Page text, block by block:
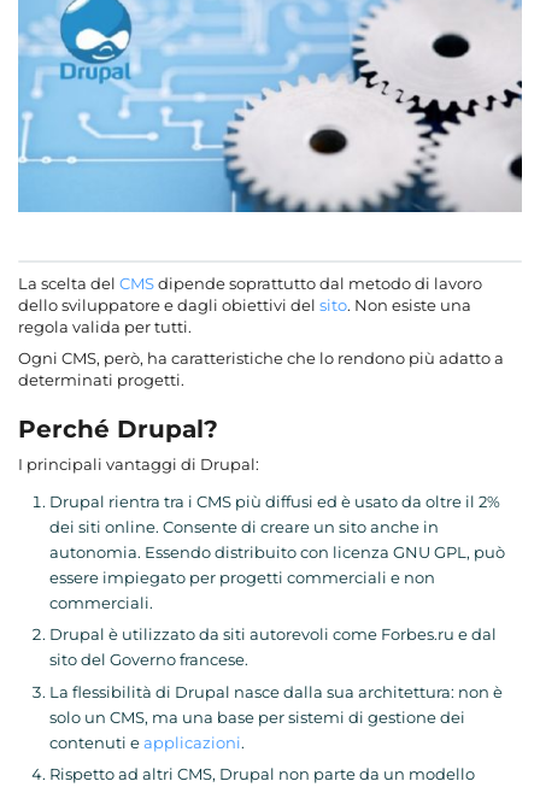
La scelta del CMSdipende soprattutto dal metodo di lavoro
dello sviluppatore e dagli obiettivi del sito. Non esiste una
regola valida per tutti.
Ogni CMS, però, ha caratteristiche che lo rendono più adatto a
determinati progetti.
Perché Drupal?
I principali vantaggi di Drupal:
Drupal rientra tra i CMS più diffusi ed è usato da oltre il 2%
dei siti online. Consente di creare un sito anche in
autonomia. Essendo distribuito con licenza GNU GPL, può
essere impiegato per progetti commerciali e non
commerciali.
Drupal è utilizzato da siti autorevoli come Forbes.ru e dal
sito del Governo francese.
La flessibilità di Drupal nasce dalla sua architettura: non è
solo un CMS, ma una base per sistemi di gestione dei
contenuti eapplicazioni.
Rispetto ad altri CMS, Drupal non parte da un modello